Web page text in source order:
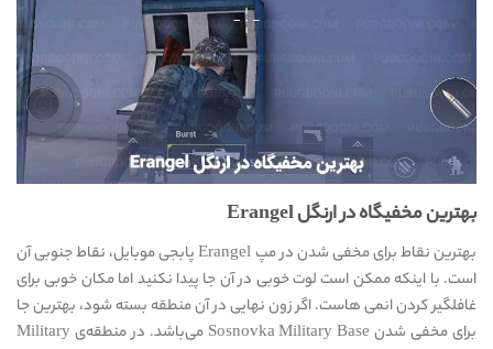
بهترین مخفیگاه در ارنگل Erangel
بهترین نقاط برای مخفی شدن در مپ Erangel پابجی موبایل، نقاط جنوبی آن
است. با اینکه ممکن است لوت خوبی در آن جا پیدا نکنید اما مکان خوبی برای
غافلگیر کردن انمی هاست. اگر زون نهایی در آن منطقه بسته شود، بهترین جا
برای مخفی شدن Sosnovka Military Base می‌باشد. در منطقه‌ی Military